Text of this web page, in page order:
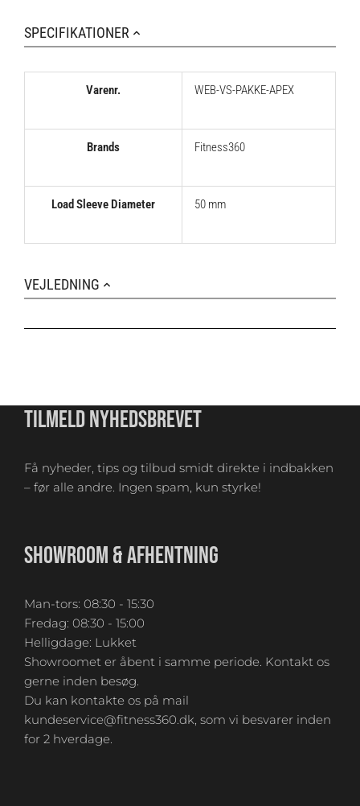
SPECIFIKATIONER
Varenr. WEB-VS-PAKKE-APEX
Brands Fitness360
Load Sleeve Diameter 50 mm
VEJLEDNING
TILMELD NYHEDSBREVET
Få nyheder, tips og tilbud smidt direkte i indbakken
– før alle andre. Ingen spam, kun styrke!
SHOWROOM & AFHENTNING
Man-tors: 08:30 - 15:30
Fredag: 08:30 - 15:00
Helligdage: Lukket
Showroomet er åbent i samme periode. Kontakt os
gerne inden besøg.
Du kan kontakte os på mail
kundeservice@fitness360.dk, som vi besvarer inden
for 2 hverdage.